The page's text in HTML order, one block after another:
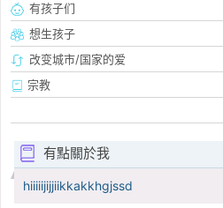
有孩子们
想生孩子
改变城市/国家的爱
宗教
有點關於我
hiiiiijijjiikkakkhgjssd